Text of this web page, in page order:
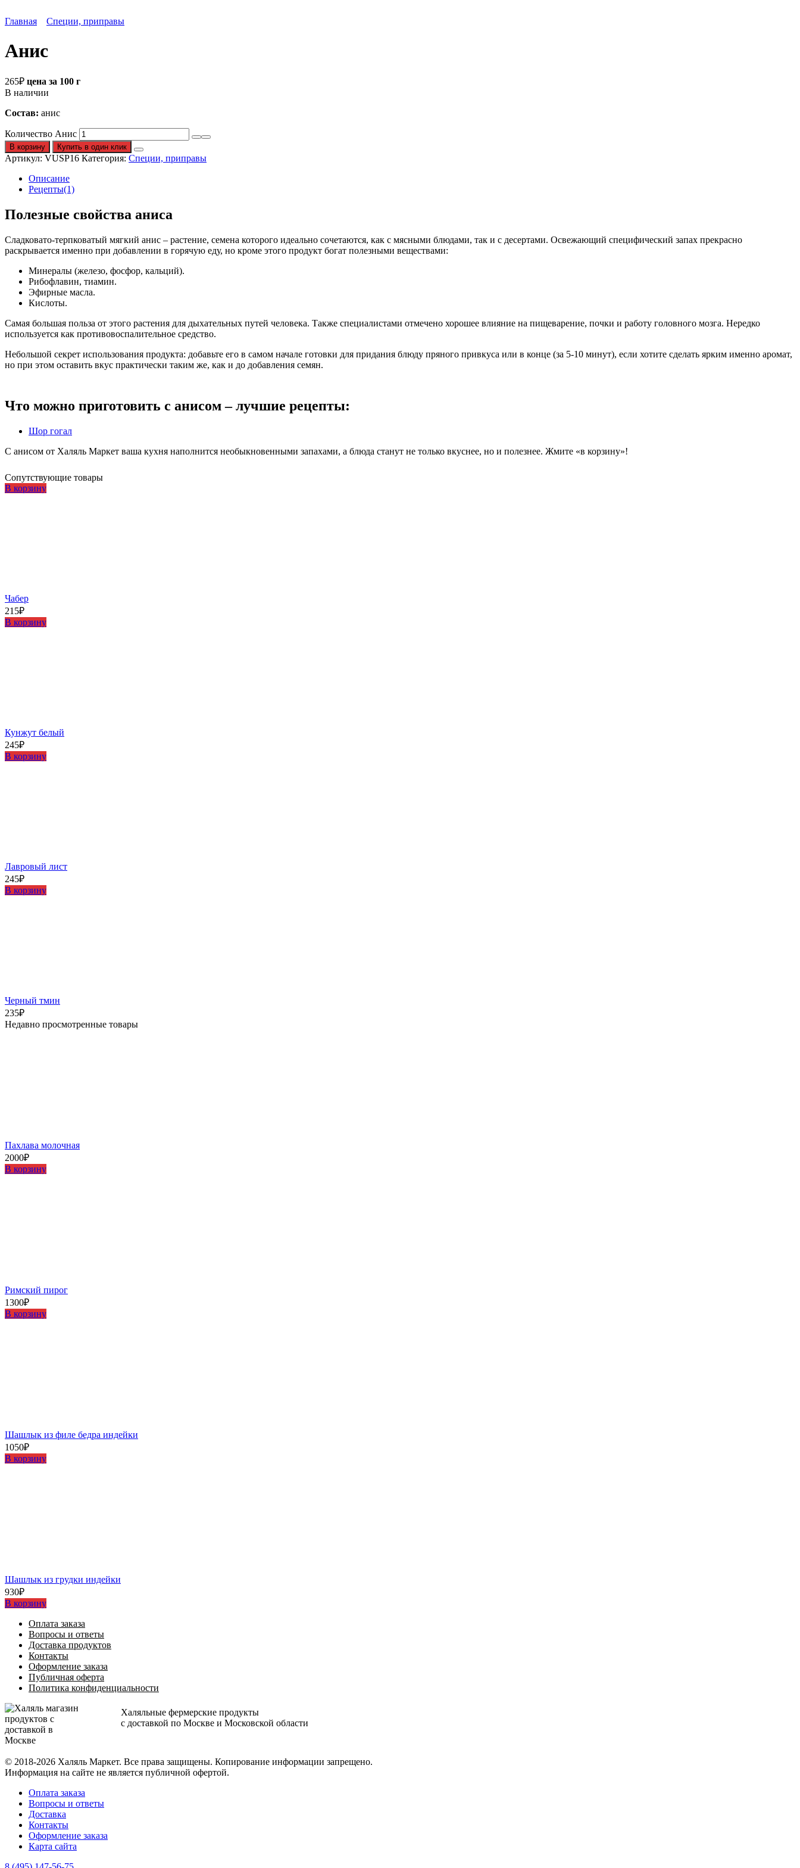
Главная Специи, приправы
Анис
265₽ цена за 100 г
В наличии
Состав: анис
Количество Анис
В корзину Купить в один клик
Артикул: VUSP16 Категория: Специи, приправы
Описание
Рецепты(1)
Полезные свойства аниса
Сладковато-терпковатый мягкий анис – растение, семена которого идеально сочетаются, как с мясными блюдами, так и с десертами. Освежающий специфический запах прекрасно
раскрывается именно при добавлении в горячую еду, но кроме этого продукт богат полезными веществами:
Минералы (железо, фосфор, кальций).
Рибофлавин, тиамин.
Эфирные масла.
Кислоты.
Самая большая польза от этого растения для дыхательных путей человека. Также специалистами отмечено хорошее влияние на пищеварение, почки и работу головного мозга. Нередко
используется как противовоспалительное средство.
Небольшой секрет использования продукта: добавьте его в самом начале готовки для придания блюду пряного привкуса или в конце (за 5-10 минут), если хотите сделать ярким именно аромат,
но при этом оставить вкус практически таким же, как и до добавления семян.
Что можно приготовить с анисом – лучшие рецепты:
Шор гогал
С анисом от Халяль Маркет ваша кухня наполнится необыкновенными запахами, а блюда станут не только вкуснее, но и полезнее. Жмите «в корзину»!
Сопутствующие товары
В корзину
Чабер
215₽
В корзину
Кунжут белый
245₽
В корзину
Лавровый лист
245₽
В корзину
Черный тмин
235₽
Недавно просмотренные товары
Пахлава молочная
2000₽
В корзину
Римский пирог
1300₽
В корзину
Шашлыĸ из филе бедра индейĸи
1050₽
В корзину
Шашлыĸ из грудĸи индейĸи
930₽
В корзину
Оплата заказа
Вопросы и ответы
Доставка продуктов
Контакты
Оформление заказа
Публичная оферта
Политика конфиденциальности
Халяльные фермерские продукты
с доставкой по Москве и Московской области
© 2018-2026 Халяль Маркет. Все права защищены. Копирование информации запрещено.
Информация на сайте не является публичной офертой.
Оплата заказа
Вопросы и ответы
Доставка
Контакты
Оформление заказа
Карта сайта